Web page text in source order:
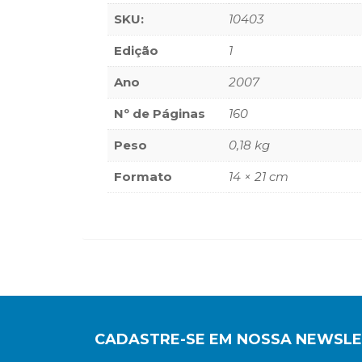
SKU: 10403
Edição 1
Ano 2007
Nº de Páginas 160
Peso 0,18 kg
Formato 14 × 21 cm
CADASTRE-SE EM NOSSA